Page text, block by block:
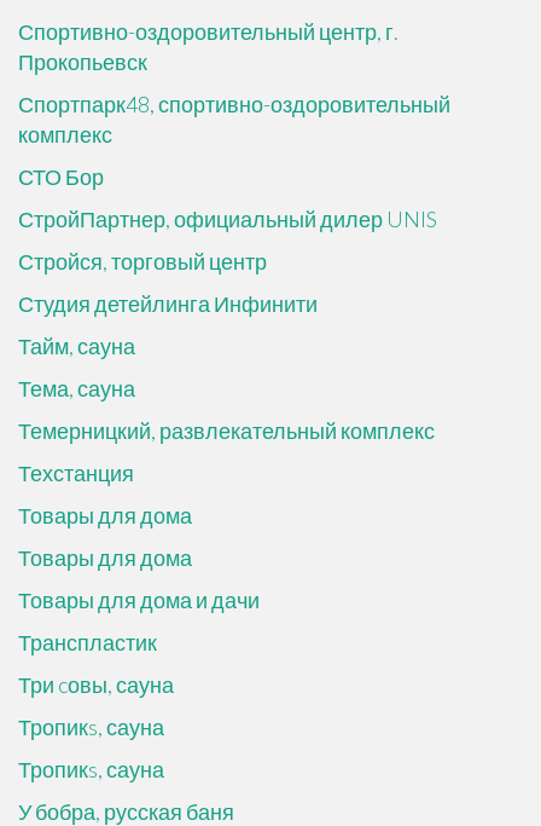
Спортивно-оздоровительный центр, г.
Прокопьевск
Спортпарк48, спортивно-оздоровительный
комплекс
СТО Бор
СтройПартнер, официальный дилер UNIS
Стройся, торговый центр
Студия детейлинга Инфинити
Тайм, сауна
Тема, сауна
Темерницкий, развлекательный комплекс
Техстанция
Товары для дома
Товары для дома
Товары для дома и дачи
Транспластик
Три cовы, сауна
Тропикs, сауна
Тропикs, сауна
У бобра, русская баня